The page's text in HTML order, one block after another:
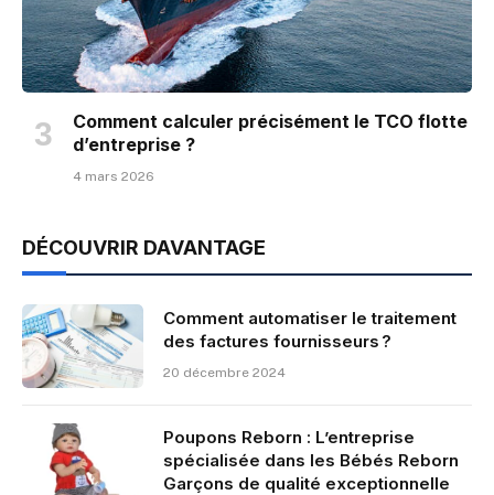
Comment calculer précisément le TCO flotte
d’entreprise ?
4 mars 2026
DÉCOUVRIR DAVANTAGE
Comment automatiser le traitement
des factures fournisseurs ?
20 décembre 2024
Poupons Reborn : L’entreprise
spécialisée dans les Bébés Reborn
Garçons de qualité exceptionnelle